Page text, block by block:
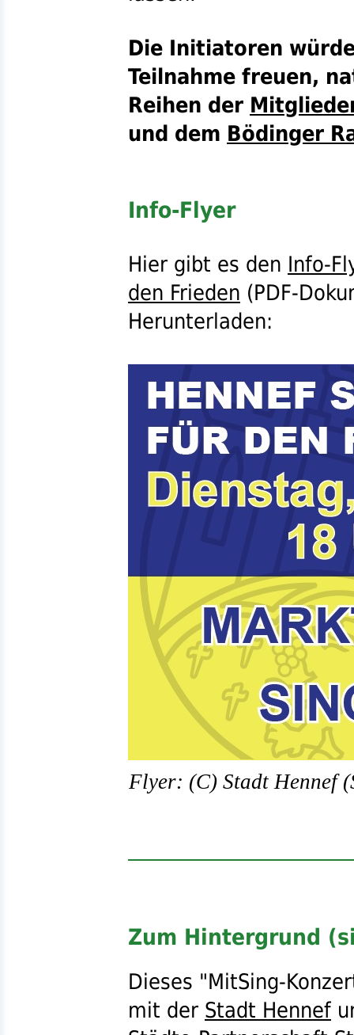
Die Initiatoren
Teilnahme freuen,
Reihen der
und dem Bödinger
Info-Flyer
Hier gibt es den Info-
den Frieden (PDF-
Herunterladen:
Flyer: (C) Stadt Hennef
Zum Hintergrund
Dieses "MitSing-
mit der Stadt Hennef